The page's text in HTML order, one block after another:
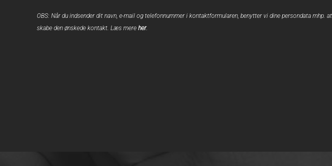
OBS: Når du indsender dit navn, e-mail og telefonnummer i kontaktformularen, benytter vi dine persondata mhp. at
skabe den ønskede kontakt. Læs mere her.